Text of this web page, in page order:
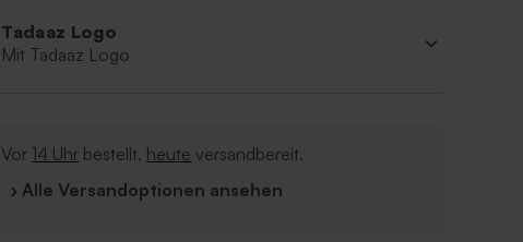
Tadaaz Logo
Mit Tadaaz Logo
Vor 14 Uhr bestellt, heute versandbereit.
› Alle Versandoptionen ansehen